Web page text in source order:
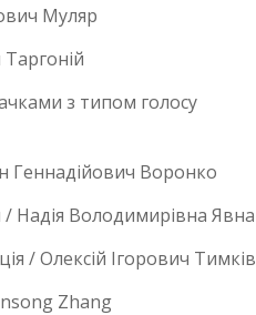
Муляр
з типом голосу
Геннадiйович Воронко
/ Надія Володимирівна Явна
/ Олексій Ігорович Тимків
Zhang